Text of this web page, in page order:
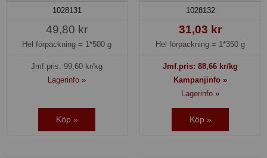
1028131
49,80 kr
Hel förpackning = 1*500 g
Jmf.pris: 99,60 kr/kg
Lagerinfo »
Köp »
1028132
31,03 kr
Hel förpackning = 1*350 g
Jmf.pris: 88,66 kr/kg
Kampanjinfo »
Lagerinfo »
Köp »